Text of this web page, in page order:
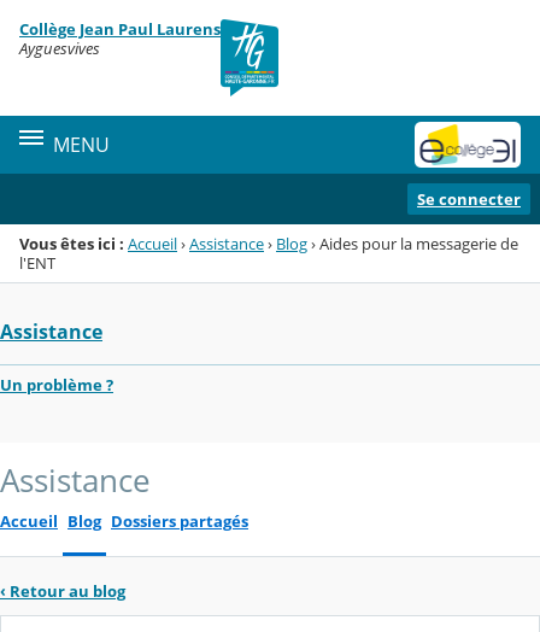
Menu de la rubrique
Contenu
Collège Jean Paul Laurens
Ayguesvives
MENU
Se connecter
Vous êtes ici : Accueil›Assistance› Blog›Aides pour la messagerie de
l'ENT
Assistance
Un problème ?
Assistance
Accueil Blog Dossiers partagés
‹ Retour au blog